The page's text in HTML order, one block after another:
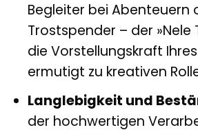
Begleiter bei Abenteuern
Trostspender – der
die Vorstellungskraft
ermutigt zu kreativen
Langlebigkeit und
der hochwertigen